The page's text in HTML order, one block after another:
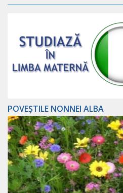
POVEȘTILE NONNEI ALBA